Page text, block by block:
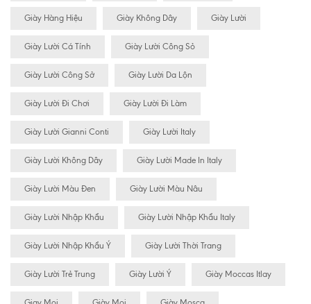
Giày Hàng Hiệu Giày Không Dây Giày Lười
Giày Lười Cá Tính Giày Lười Công Sỏ
Giày Lười Công Sở Giày Lười Da Lộn
Giày Lười Đi Chơi Giày Lười Đi Làm
Giày Lười Gianni Conti Giày Lười Italy
Giày Lười Không Dây Giày Lười Made In Italy
Giày Lười Màu Đen Giày Lười Màu Nâu
Giày Lười Nhập Khẩu Giày Lười Nhập Khẩu Italy
Giày Lười Nhập Khẩu Ý Giày Lười Thời Trang
Giày Lười Trẻ Trung Giày Lười Ý Giày Moccas Itlay